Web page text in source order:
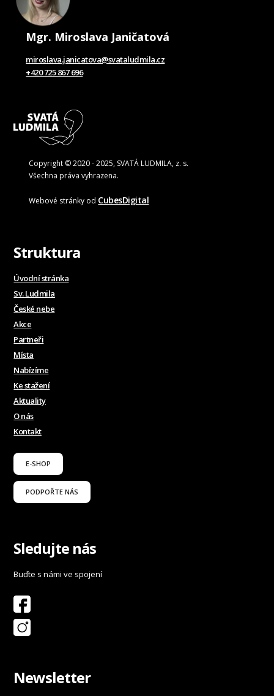
Mgr. Miroslava Janičatová
miroslava.janicatova@svataludmila.cz
+420 725 867 696
Copyright © 2020 - 2025, SVATÁ LUDMILA, z. s.
Všechna práva vyhrazena.
Webové stránky od CubesDigital
Struktura
Úvodní stránka
Sv. Ludmila
České nebe
Akce
Partneři
Místa
Nabízíme
Ke stažení
Aktuality
O nás
Kontakt
E-SHOP
PODPOŘTE NÁS
Sledujte nás
Buďte s námi ve spojení
Newsletter